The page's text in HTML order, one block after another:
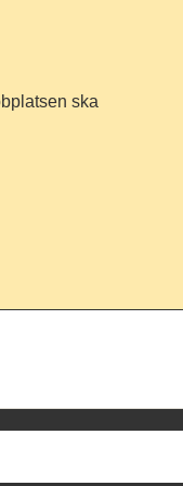
ska